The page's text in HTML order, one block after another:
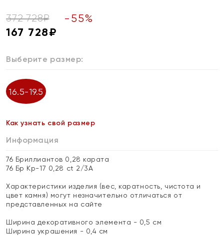
372 728₽ - 55%
167 728₽
Выберите размер:
16.5-19.5
Как узнать свой размер
Информация
76 Бриллиантов 0,28 карата
76 Бр Кр-17 0,28 ct 2/3А
Характеристики изделия (вес, каратность, чистота и
цвет камня) могут незначительно отличаться от
представленных на сайте
Ширина декоративного элемента - 0,5 см
Ширина украшения - 0,4 см